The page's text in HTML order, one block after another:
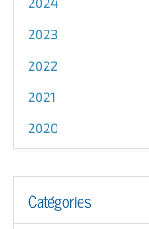
2023
2022
2021
2020
Catégories